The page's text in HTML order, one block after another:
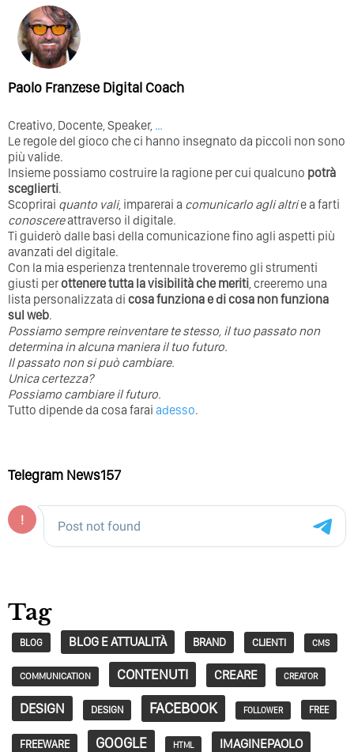
Paolo Franzese Digital Coach
Creativo, Docente, Speaker, …
Le regole del gioco che ci hanno insegnato da piccoli non sono
più valide.
Insieme possiamo costruire la ragione per cui qualcuno potrà
sceglierti.
Scoprirai quanto vali, imparerai a comunicarlo agli altrie a farti
conoscereattraverso il digitale.
Ti guiderò dalle basi della comunicazione fino agli aspetti più
avanzati del digitale.
Con la mia esperienza trentennale troveremo gli strumenti
giusti perottenere tutta la visibilità che meriti , creeremo una
lista personalizzata di cosa funziona e di cosa non funziona
sul web.
Possiamo sempre reinventare te stesso, il tuo passato non
determina in alcuna maniera il tuo futuro. ⁣
⁣Il passato non si può cambiare.
Unica certezza?
Possiamo cambiare il futuro.
Tutto dipende da cosa farai adesso.
Telegram News157
Tag
BLOG BLOG E ATTUALITÀ BRAND CLIENTI CMS
COMMUNICATION CONTENUTI CREARE CREATOR
DESIGN DESIGN FACEBOOK FOLLOWER FREE
FREEWARE GOOGLE HTML IMAGINEPAOLO